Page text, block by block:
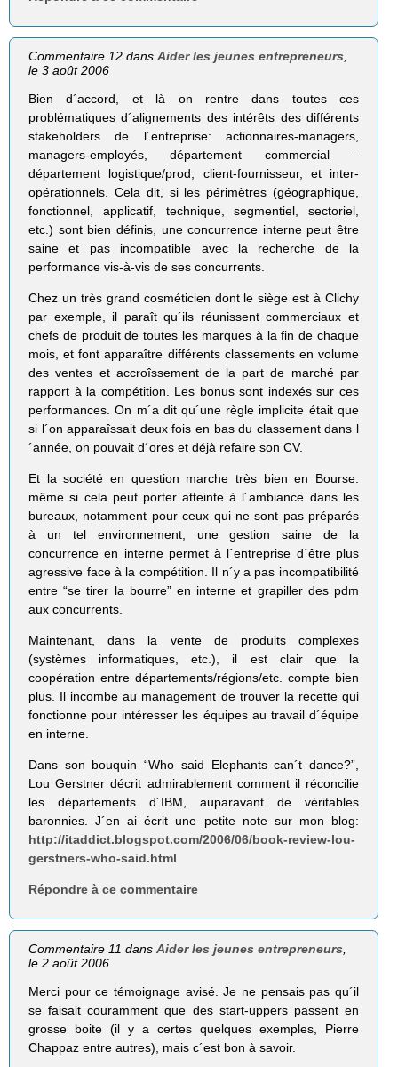
Commentaire 12 dansAider les jeunes entrepreneurs
le 3 août 2006
Bien d´accord, et là on rentre dans toutes ces
problématiques d´alignements des intérêts des différents
stakeholders de l´entreprise: actionnaires-managers,
managers-employés, département commercial –
département logistique/prod, client-fournisseur, et inter-
opérationnels. Cela dit, si les périmètres (géographique,
fonctionnel, applicatif, technique, segmentiel, sectoriel,
etc.) sont bien définis, une concurrence interne peut être
saine et pas incompatible avec la recherche de la
performance vis-à-vis de ses concurrents.
Chez un très grand cosméticien dont le siège est à Clichy
par exemple, il paraît qu´ils réunissent commerciaux et
chefs de produit de toutes les marques à la fin de chaque
mois, et font apparaître différents classements en volume
des ventes et accroîssement de la part de marché par
rapport à la compétition. Les bonus sont indexés sur ces
performances. On m´a dit qu´une règle implicite était que
si l´on apparaîssait deux fois en bas du classement dans l
´année, on pouvait d´ores et déjà refaire son CV.
Et la société en question marche très bien en Bourse:
même si cela peut porter atteinte à l´ambiance dans les
bureaux, notamment pour ceux qui ne sont pas préparés
à un tel environnement, une gestion saine de la
concurrence en interne permet à l´entreprise d´être plus
agressive face à la compétition. Il n´y a pas incompatibilité
entre “se tirer la bourre” en interne et grapiller des pdm
aux concurrents.
Maintenant, dans la vente de produits complexes
(systèmes informatiques, etc.), il est clair que la
coopération entre départements/régions/etc. compte bien
plus. Il incombe au management de trouver la recette qui
fonctionne pour intéresser les équipes au travail d´équipe
en interne.
Dans son bouquin “Who said Elephants can´t dance?”,
Lou Gerstner décrit admirablement comment il réconcilie
les départements d´IBM, auparavant de véritables
baronnies. J´en ai écrit une petite note sur mon blog:
http://itaddict.blogspot.com/2006/06/book-review-lou-
gerstners-who-said.html
Répondre à ce commentaire
Commentaire 11 dansAider les jeunes entrepreneurs,
le 2 août 2006
Merci pour ce témoignage avisé. Je ne pensais pas qu´il
se faisait couramment que des start-uppers passent en
grosse boite (il y a certes quelques exemples, Pierre
Chappaz entre autres), mais c´est bon à savoir.